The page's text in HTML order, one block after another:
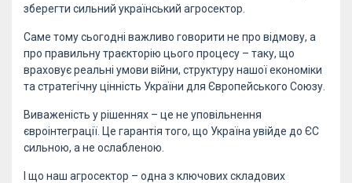
зберегти сильний український агросектор.
Саме тому сьогодні важливо говорити не про відмову, а
про правильну траєкторію цього процесу – таку, що
враховує реальні умови війни, структуру нашої економіки
та стратегічну цінність України для Європейського Союзу.
Виваженість у рішеннях – це не уповільнення
євроінтеграції. Це гарантія того, що Україна увійде до ЄС
сильною, а не ослабленою.
І що наш агросектор – одна з ключових складових